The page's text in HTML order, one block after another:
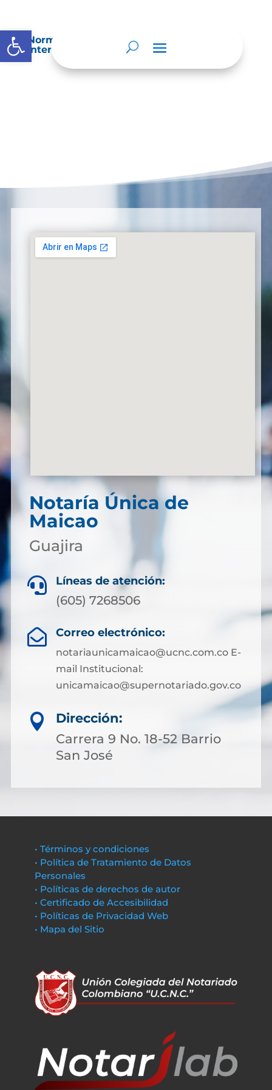
Abrir barra de herramientas
Normatividad especial que les aplique de
interés.
Notaría Única de
Maicao
Guajira
 Líneas de atención:
(605) 7268506
 Correo electrónico:
notariaunicamaicao@ucnc.com.co E-
mail Institucional:
unicamaicao@supernotariado.gov.co

Dirección:
Carrera 9 No. 18-52 Barrio
San José
• Términos y condiciones
• Política de Tratamiento de Datos
Personales
• Políticas de derechos de autor
• Certificado de Accesibilidad
• Políticas de Privacidad Web
• Mapa del Sitio